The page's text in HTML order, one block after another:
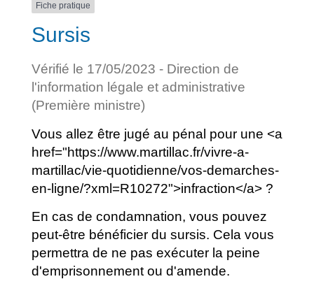
Fiche pratique
Sursis
Vérifié le 17/05/2023 - Direction de
l'information légale et administrative
(Première ministre)
Vous allez être jugé au pénal pour une <a
href="https://www.martillac.fr/vivre-a-
martillac/vie-quotidienne/vos-demarches-
en-ligne/?xml=R10272">infraction</a> ?
En cas de condamnation, vous pouvez
peut-être bénéficier du sursis. Cela vous
permettra de ne pas exécuter la peine
d'emprisonnement ou d'amende.